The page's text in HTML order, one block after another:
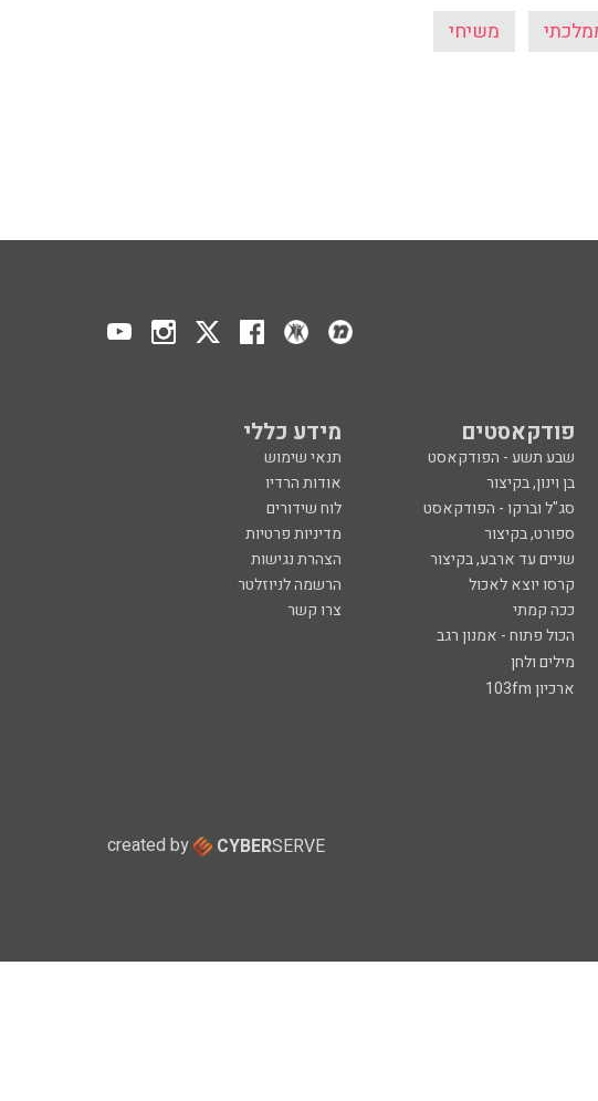
משיחי
פודקאסטים מידע כללי
שבע תשע - הפודקאסט
תנאי שימוש
בן וינון, בקיצור
אודות הרדיו
סג"ל וברקו - הפודקאסט
לוח שידורים
ספורט, בקיצור
מדיניות פרטיות
שניים עד ארבע, בקיצור
הצהרת נגישות
קרסו יוצא לאכול
הרשמה לניוזלטר
ככה קמתי
צרו קשר
הכול פתוח - אמנון רגב
מילים ולחן
ארכיון 103fm
created by CYBERSERVE